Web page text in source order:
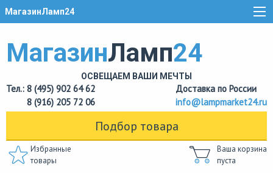
МагазинЛамп24
МагазинЛамп24
ОСВЕЩАЕМ ВАШИ МЕЧТЫ
Тел.: 8 (495) 902 64 62
8 (916) 205 72 06
Доставка по России
info@lampmarket24.ru
Подбор товара
Избранные
товары
Ваша корзина
пуста